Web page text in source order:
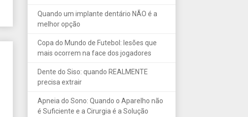
Quando um implante dentário NÃO é a
melhor opção
Copa do Mundo de Futebol: lesões que
mais ocorrem na face dos jogadores
Dente do Siso: quando REALMENTE
precisa extrair
Apneia do Sono: Quando o Aparelho não
é Suficiente e a Cirurgia é a Solução